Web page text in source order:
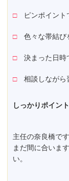
□ピンポイント
□色々な帯結び
□決まった日時
□相談しながら
しっかりポイン
主任の奈良橋です
まだ間に合いま
い。